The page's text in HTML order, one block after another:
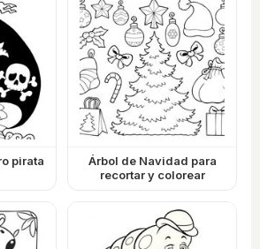
pirata
Árbol de Navidad para
recortar y colorear